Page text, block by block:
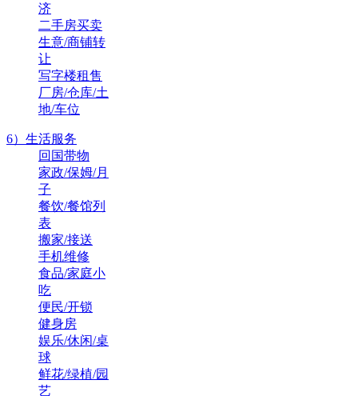
济
二手房买卖
生意/商铺转
让
写字楼租售
厂房/仓库/土
地/车位
6）生活服务
回国带物
家政/保姆/月
子
餐饮/餐馆列
表
搬家/接送
手机维修
食品/家庭小
吃
便民/开锁
健身房
娱乐/休闲/桌
球
鲜花/绿植/园
艺